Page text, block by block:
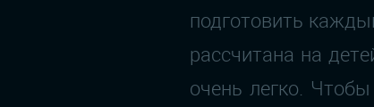
подготовить
рассчитана на
очень легко.